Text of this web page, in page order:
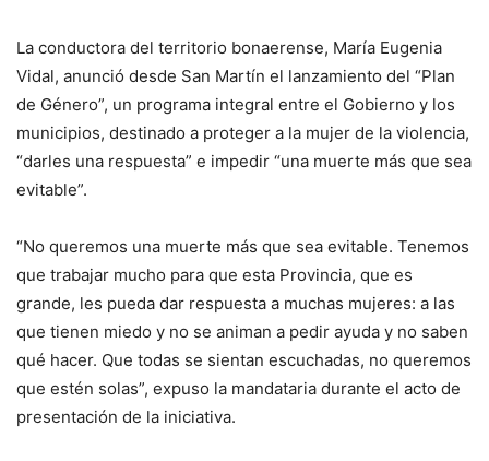
La conductora del territorio bonaerense, María Eugenia
Vidal, anunció desde San Martín el lanzamiento del “Plan
de Género”, un programa integral entre el Gobierno y los
municipios, destinado a proteger a la mujer de la violencia,
“darles una respuesta” e impedir “una muerte más que sea
evitable”.
“No queremos una muerte más que sea evitable. Tenemos
que trabajar mucho para que esta Provincia, que es
grande, les pueda dar respuesta a muchas mujeres: a las
que tienen miedo y no se animan a pedir ayuda y no saben
qué hacer. Que todas se sientan escuchadas, no queremos
que estén solas”, expuso la mandataria durante el acto de
presentación de la iniciativa.